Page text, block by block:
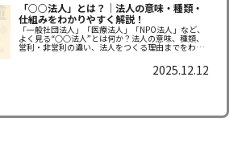
「○○法人」とは？｜法人の意味・種類・
仕組みをわかりやすく解説！
「一般社団法人」「医療法人」「NPO法人」など、
よく見る“○○法人”とは何か？法人の意味、種類、
営利・非営利の違い、法人をつくる理由までをわか
2025.12.12